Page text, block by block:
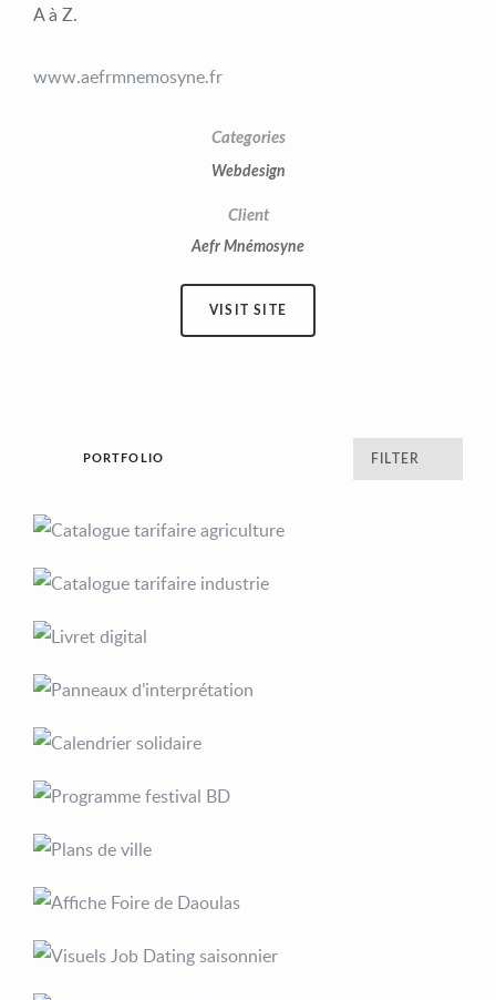
A à Z.
www.aefrmnemosyne.fr
Categories
Webdesign
Client
Aefr Mnémosyne
VISIT SITE
PORTFOLIO FILTER